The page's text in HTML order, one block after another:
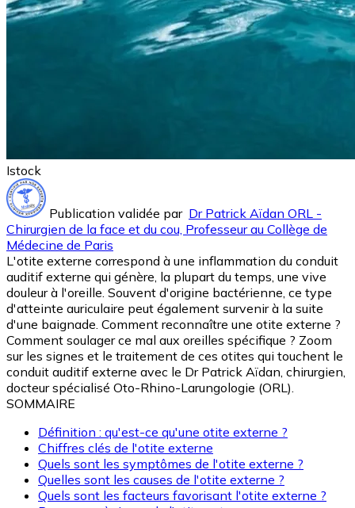
Istock
Publication validée par Dr Patrick Aïdan ORL -
Chirurgien de la face et du cou, Professeur au Collège de
Médecine de Paris
L'otite externe correspond à une inflammation du conduit
auditif externe qui génère, la plupart du temps, une vive
douleur à l'oreille. Souvent d'origine bactérienne, ce type
d'atteinte auriculaire peut également survenir à la suite
d'une baignade. Comment reconnaître une otite externe ?
Comment soulager ce mal aux oreilles spécifique ? Zoom
sur les signes et le traitement de ces otites qui touchent le
conduit auditif externe avec le Dr Patrick Aïdan, chirurgien,
docteur spécialisé Oto-Rhino-Larungologie (ORL).
SOMMAIRE
Définition : qu'est-ce qu'une otite externe ?
Chiffres clés de l'otite externe
Quels sont les symptômes de l'otite externe ?
Quelles sont les causes de l'otite externe ?
Quels sont les facteurs favorisant l'otite externe ?